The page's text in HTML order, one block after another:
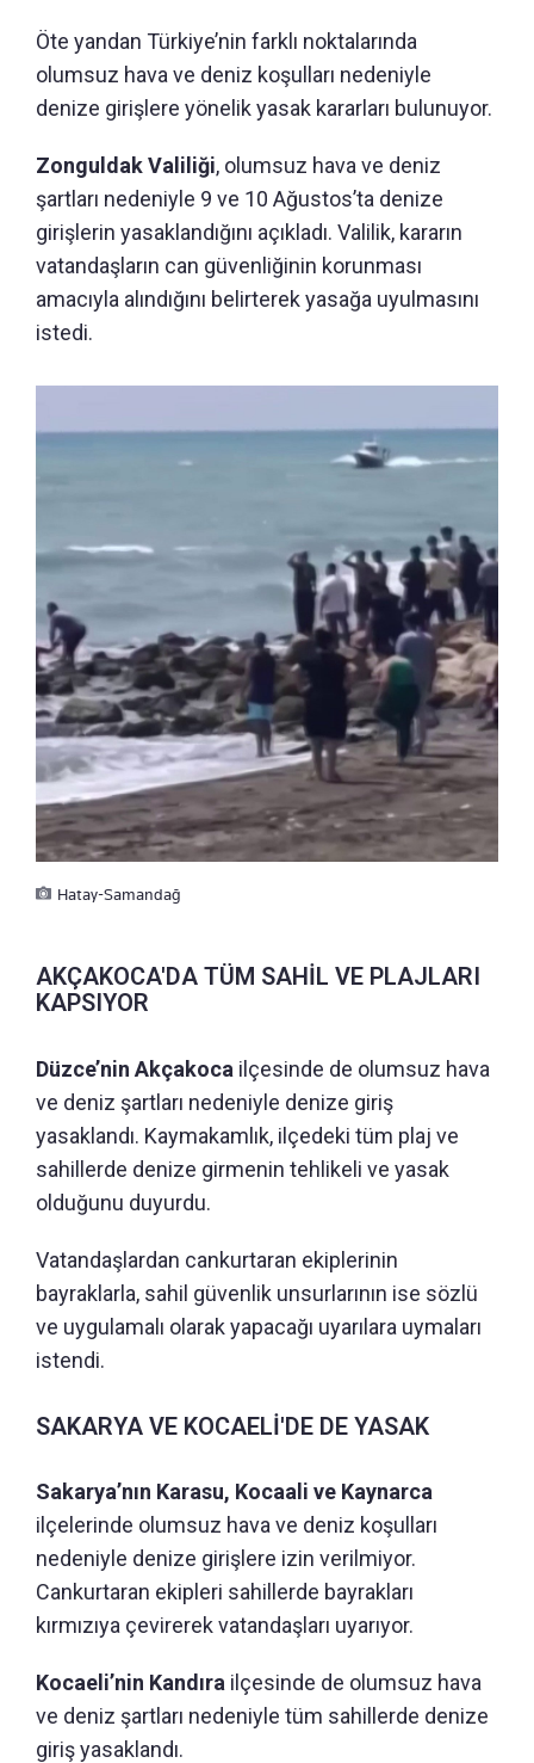
Öte yandan Türkiye’nin farklı noktalarında
olumsuz hava ve deniz koşulları nedeniyle
denize girişlere yönelik yasak kararları bulunuyor.
Zonguldak Valiliği, olumsuz hava ve deniz
şartları nedeniyle 9 ve 10 Ağustos’ta denize
girişlerin yasaklandığını açıkladı. Valilik, kararın
vatandaşların can güvenliğinin korunması
amacıyla alındığını belirterek yasağa uyulmasını
istedi.
Hatay-Samandağ
AKÇAKOCA'DA TÜM SAHİL VE PLAJLARI
KAPSIYOR
Düzce’nin Akçakoca ilçesinde de olumsuz hava
ve deniz şartları nedeniyle denize giriş
yasaklandı. Kaymakamlık, ilçedeki tüm plaj ve
sahillerde denize girmenin tehlikeli ve yasak
olduğunu duyurdu.
Vatandaşlardan cankurtaran ekiplerinin
bayraklarla, sahil güvenlik unsurlarının ise sözlü
ve uygulamalı olarak yapacağı uyarılara uymaları
istendi.
SAKARYA VE KOCAELİ'DE DE YASAK
Sakarya’nın Karasu, Kocaali ve Kaynarca
ilçelerinde olumsuz hava ve deniz koşulları
nedeniyle denize girişlere izin verilmiyor.
Cankurtaran ekipleri sahillerde bayrakları
kırmızıya çevirerek vatandaşları uyarıyor.
Kocaeli’nin Kandıra ilçesinde de olumsuz hava
ve deniz şartları nedeniyle tüm sahillerde denize
giriş yasaklandı.